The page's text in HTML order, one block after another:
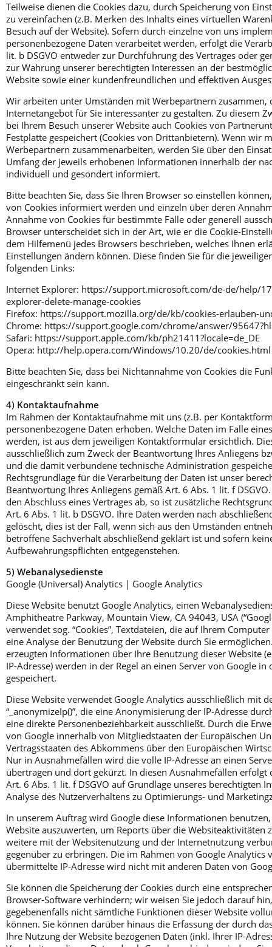
Teilweise dienen die Cookies dazu, durch Speicherung von
zu vereinfachen (z.B. Merken des Inhalts eines virtuellen
Besuch auf der Website). Sofern durch einzelne von uns
personenbezogene Daten verarbeitet werden, erfolgt die
lit. b DSGVO entweder zur Durchführung des Vertrages oder
zur Wahrung unserer berechtigten Interessen an der
Website sowie einer kundenfreundlichen und effektiven
Wir arbeiten unter Umständen mit Werbepartnern zusammen,
Internetangebot für Sie interessanter zu gestalten. Zu diesem
bei Ihrem Besuch unserer Website auch Cookies von
Festplatte gespeichert (Cookies von Drittanbietern). Wenn wir
Werbepartnern zusammenarbeiten, werden Sie über den
Umfang der jeweils erhobenen Informationen innerhalb der
individuell und gesondert informiert.
Bitte beachten Sie, dass Sie Ihren Browser so einstellen
von Cookies informiert werden und einzeln über deren
Annahme von Cookies für bestimmte Fälle oder generell
Browser unterscheidet sich in der Art, wie er die Cookie-
dem Hilfemenü jedes Browsers beschrieben, welches Ihnen
Einstellungen ändern können. Diese finden Sie für die
folgenden Links:
Internet Explorer: https://support.microsoft.com/de-de/help/
explorer-delete-manage-cookies
Firefox: https://support.mozilla.org/de/kb/cookies-erlauben-
Chrome: https://support.google.com/chrome/answer/
Safari: https://support.apple.com/kb/ph21411?locale=de_DE
Opera: http://help.opera.com/Windows/10.20/de/cookies.html
Bitte beachten Sie, dass bei Nichtannahme von Cookies die
eingeschränkt sein kann.
4) Kontaktaufnahme
Im Rahmen der Kontaktaufnahme mit uns (z.B. per
personenbezogene Daten erhoben. Welche Daten im Falle
werden, ist aus dem jeweiligen Kontaktformular ersichtlich.
ausschließlich zum Zweck der Beantwortung Ihres Anliegens
und die damit verbundene technische Administration
Rechtsgrundlage für die Verarbeitung der Daten ist unser
Beantwortung Ihres Anliegens gemäß Art. 6 Abs. 1 lit. f
den Abschluss eines Vertrages ab, so ist zusätzliche
Art. 6 Abs. 1 lit. b DSGVO. Ihre Daten werden nach
gelöscht, dies ist der Fall, wenn sich aus den Umständen
betroffene Sachverhalt abschließend geklärt ist und sofern
Aufbewahrungspflichten entgegenstehen.
5) Webanalysedienste
Google (Universal) Analytics | Google Analytics
Diese Website benutzt Google Analytics, einen
Amphitheatre Parkway, Mountain View, CA 94043, USA
verwendet sog. “Cookies”, Textdateien, die auf Ihrem
eine Analyse der Benutzung der Website durch Sie
erzeugten Informationen über Ihre Benutzung dieser Website
IP-Adresse) werden in der Regel an einen Server von Google
gespeichert.
Diese Website verwendet Google Analytics ausschließlich mit
“_anonymizeIp()”, die eine Anonymisierung der IP-Adresse
eine direkte Personenbeziehbarkeit ausschließt. Durch die
von Google innerhalb von Mitgliedstaaten der Europäischen
Vertragsstaaten des Abkommens über den Europäischen
Nur in Ausnahmefällen wird die volle IP-Adresse an einen
übertragen und dort gekürzt. In diesen Ausnahmefällen erfolgt
Art. 6 Abs. 1 lit. f DSGVO auf Grundlage unseres berechtigten
Analyse des Nutzerverhaltens zu Optimierungs- und
In unserem Auftrag wird Google diese Informationen
Website auszuwerten, um Reports über die Websiteaktivitäten
weitere mit der Websitenutzung und der Internetnutzung
gegenüber zu erbringen. Die im Rahmen von Google Analytics
übermittelte IP-Adresse wird nicht mit anderen Daten von
Sie können die Speicherung der Cookies durch eine
Browser-Software verhindern; wir weisen Sie jedoch darauf
gegebenenfalls nicht sämtliche Funktionen dieser Website
können. Sie können darüber hinaus die Erfassung der durch
Ihre Nutzung der Website bezogenen Daten (inkl. Ihrer IP-